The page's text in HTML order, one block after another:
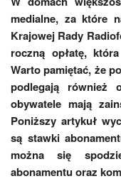
medialne, za które
Krajowej Rady
roczną opłatę,
Warto pamiętać, że
podlegają również
obywatele mają
Poniższy artykuł
są stawki
można się
abonamentu oraz